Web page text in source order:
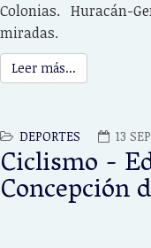
Colonias. Huracán-
miradas.
Leer más...
DEPORTES 13
Ciclismo -
Concepción